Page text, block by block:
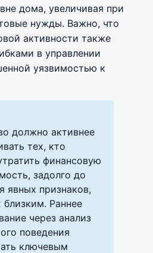
дома, увеличивая при
нужды. Важно, что
активности также
в управлении
уязвимостью к
должно активнее
тех, кто
финансовую
задолго до
явных признаков,
близким. Раннее
через анализ
поведения
ключевым